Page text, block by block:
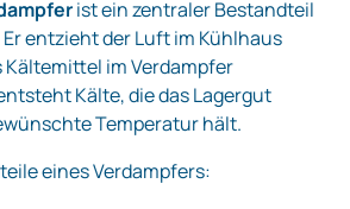
ist ein zentraler Bestandteil
entzieht der Luft im Kühlhaus
Kältemittel im Verdampfer
Kälte, die das Lagergut
Temperatur hält.
eines Verdampfers: